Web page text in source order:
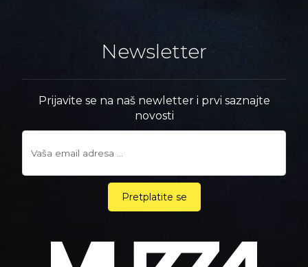
Newsletter
Prijavite se na naš newletter i prvi saznajte
novosti
Pretplatite se